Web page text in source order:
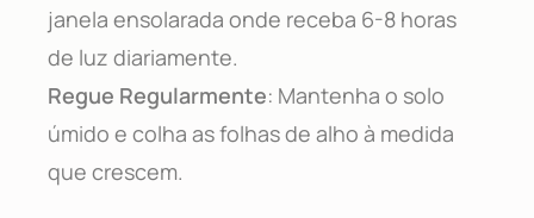
janela ensolarada onde receba 6-8 horas
de luz diariamente.
Regue Regularmente: Mantenha o solo
úmido e colha as folhas de alho à medida
que crescem.